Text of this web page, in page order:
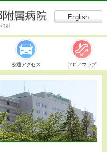
English
交通アクセス フロアマップ